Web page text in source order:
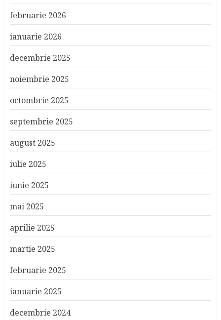
februarie 2026
ianuarie 2026
decembrie 2025
noiembrie 2025
octombrie 2025
septembrie 2025
august 2025
iulie 2025
iunie 2025
mai 2025
aprilie 2025
martie 2025
februarie 2025
ianuarie 2025
decembrie 2024